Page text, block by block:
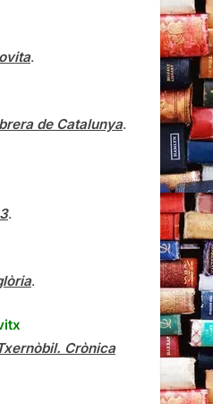
.
de Catalunya.
.
.
Crònica